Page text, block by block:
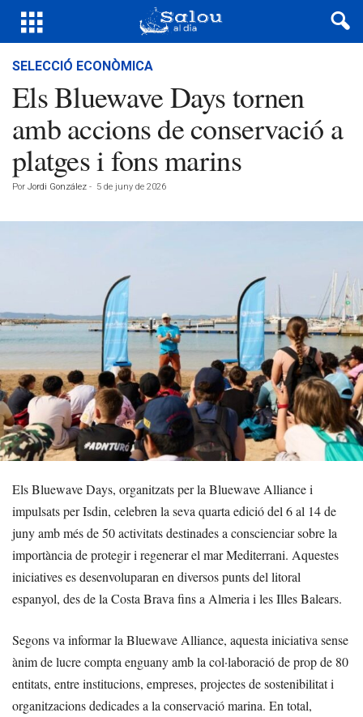
SELECCIÓ ECONÒMICA
Els Bluewave Days tornen
amb accions de conservació a
platges i fons marins
Por Jordi González - 5 de juny de 2026
Els Bluewave Days, organitzats per la Bluewave Alliance i
impulsats per Isdin, celebren la seva quarta edició del 6 al 14 de
juny amb més de 50 activitats destinades a conscienciar sobre la
importància de protegir i regenerar el mar Mediterrani. Aquestes
iniciatives es desenvoluparan en diversos punts del litoral
espanyol, des de la Costa Brava fins a Almeria i les Illes Balears.
Segons va informar la Bluewave Alliance, aquesta iniciativa sense
ànim de lucre compta enguany amb la col·laboració de prop de 80
entitats, entre institucions, empreses, projectes de sostenibilitat i
organitzacions dedicades a la conservació marina. En total,